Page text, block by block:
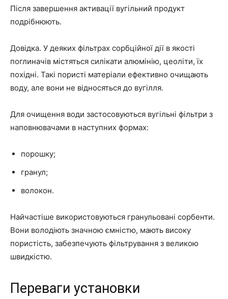
Після завершення активації вугільний продукт
подрібнюють.
Довідка. У деяких фільтрах сорбційної дії в якості
поглиначів містяться силікати алюмінію, цеоліти, їх
похідні. Такі пористі матеріали ефективно очищають
воду, але вони не відносяться до вугілля.
Для очищення води застосовуються вугільні фільтри з
наповнювачами в наступних формах:
порошку;
гранул;
волокон.
Найчастіше використовуються гранульовані сорбенти.
Вони володіють значною ємністю, мають високу
пористість, забезпечують фільтрування з великою
швидкістю.
Переваги установки